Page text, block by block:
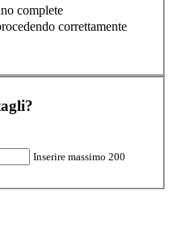
complete
correttamente
Inserire massimo 200